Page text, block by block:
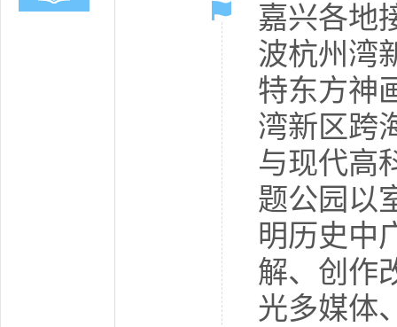
嘉兴各地
波杭州湾
特东方神
湾新区跨
与现代高
题公园以
明历史中
解、创作
光多媒体